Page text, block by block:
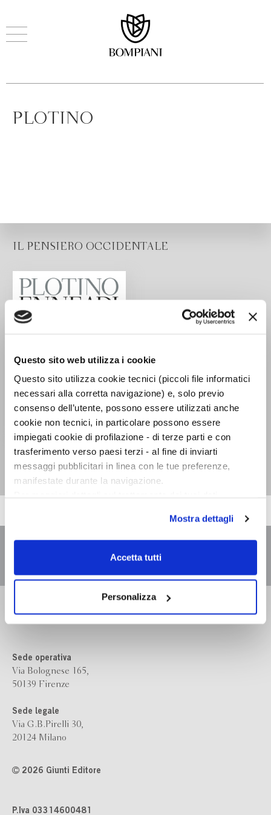
Questo sito web utilizza i cookie
Questo sito utilizza cookie tecnici (piccoli file informatici
necessari alla corretta navigazione) e, solo previo
consenso dell’utente, possono essere utilizzati anche
cookie non tecnici, in particolare possono essere
impiegati cookie di profilazione - di terze parti e con
trasferimento verso paesi terzi - al fine di inviarti
messaggi pubblicitari in linea con le tue preferenze,
manifestate durante la navigazione.
scelte privacy sui cookie, ti invitiamo a prendere visione
dell’informativa cookie.
Chiudendo il banner tramite la “X” prosegui la
dei soli cookie tecnici. Selezionando “Accetta tutti” presti
il tuo consenso alla profilazione che potrai revocare in
ogni momentoRevoca
Mostra dettagli
Accetta tutti
Personalizza
PLOTINO
IL PENSIERO OCCIDENTALE
Enneadi
Plotino
Sede operativa
Via Bolognese 165,
50139 Firenze
Sede legale
Via G.B.Pirelli 30,
20124 Milano
2026 Giunti Editore
P.Iva 03314600481